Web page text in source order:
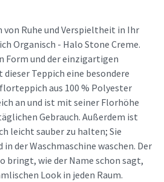
von Ruhe und Verspieltheit in Ihr
Organisch - Halo Stone Creme.
Form und der einzigartigen
Teppich eine besondere
aus 100 % Polyester
an und ist mit seiner Florhöhe
Gebrauch. Außerdem ist
leicht sauber zu halten; Sie
in der Waschmaschine waschen. Der
bringt, wie der Name schon sagt,
Look in jeden Raum.